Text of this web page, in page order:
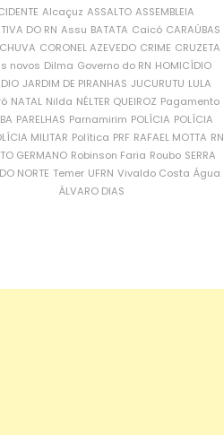
Alcaçuz ASSALTO ASSEMBLEIA
DO RN Assu BATATA Caicó CARAÚBAS
CORONEL AZEVEDO CRIME CRUZETA
novos Dilma Governo do RN HOMICÍDIO
JARDIM DE PIRANHAS JUCURUTU LULA
NATAL Nilda NÉLTER QUEIROZ Pagamento
PARELHAS Parnamirim POLÍCIA POLÍCIA
MILITAR Política PRF RAFAEL MOTTA RN
GERMANO Robinson Faria Roubo SERRA
NORTE Temer UFRN Vivaldo Costa Água
ÁLVARO DIAS